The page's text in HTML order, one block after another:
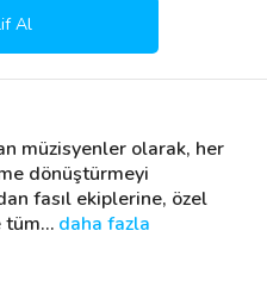
Al
müzisyenler olarak, her
dönüştürmeyi
fasıl ekiplerine, özel
tüm… daha fazla